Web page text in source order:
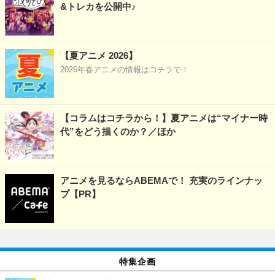
&トレカを公開中♪
【夏アニメ 2026】
2026年春アニメの情報はコチラで！
【コラムはコチラから！】夏アニメは“マイナー時
代”をどう描くのか？／ほか
アニメを見るならABEMAで！ 充実のラインナッ
プ【PR】
特集企画